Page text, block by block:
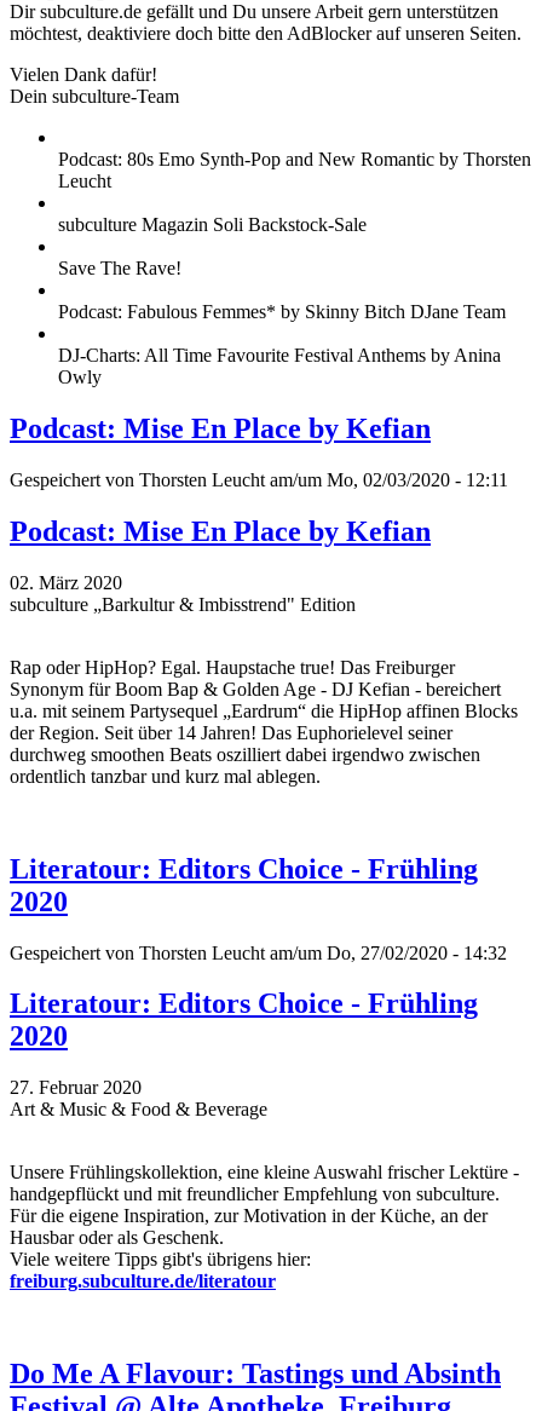
Dir subculture.de gefällt und Du unsere Arbeit gern unterstützen
möchtest, deaktiviere doch bitte den AdBlocker auf unseren Seiten.
Vielen Dank dafür!
Dein subculture-Team
Podcast: 80s Emo Synth-Pop and New Romantic by Thorsten
Leucht
subculture Magazin Soli Backstock-Sale
Save The Rave!
Podcast: Fabulous Femmes* by Skinny Bitch DJane Team
DJ-Charts: All Time Favourite Festival Anthems by Anina
Owly
Podcast: Mise En Place by Kefian
Gespeichert von Thorsten Leucht am/um Mo, 02/03/2020 - 12:11
Podcast: Mise En Place by Kefian
02. März 2020
subculture „Barkultur & Imbisstrend" Edition
Rap oder HipHop? Egal. Haupstache true! Das Freiburger
Synonym für Boom Bap & Golden Age - DJ Kefian - bereichert
u.a. mit seinem Partysequel „Eardrum“ die HipHop affinen Blocks
der Region. Seit über 14 Jahren! Das Euphorielevel seiner
durchweg smoothen Beats oszilliert dabei irgendwo zwischen
ordentlich tanzbar und kurz mal ablegen.
Literatour: Editors Choice - Frühling
2020
Gespeichert von Thorsten Leucht am/um Do, 27/02/2020 - 14:32
Literatour: Editors Choice - Frühling
2020
27. Februar 2020
Art & Music & Food & Beverage
Unsere Frühlingskollektion, eine kleine Auswahl frischer Lektüre -
handgepflückt und mit freundlicher Empfehlung von subculture.
Für die eigene Inspiration, zur Motivation in der Küche, an der
Hausbar oder als Geschenk.
Viele weitere Tipps gibt's übrigens hier:
freiburg.subculture.de/literatour
Do Me A Flavour: Tastings und Absinth